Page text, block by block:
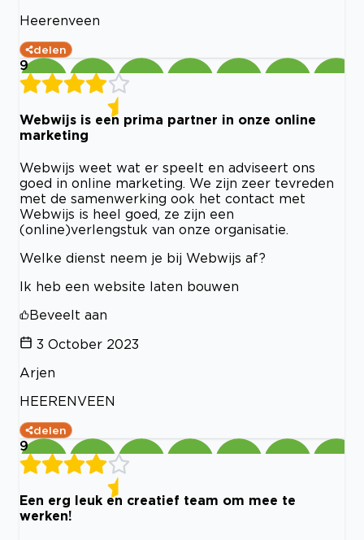
Heerenveen
delen
9
Webwijs is een prima partner in onze online
marketing
Webwijs weet wat er speelt en adviseert ons
goed in online marketing. We zijn zeer tevreden
met de samenwerking ook het contact met
Webwijs is heel goed, ze zijn een
(online)verlengstuk van onze organisatie.
Welke dienst neem je bij Webwijs af?
Ik heb een website laten bouwen
Beveelt aan
3 October 2023
Arjen
HEERENVEEN
delen
9
Een erg leuk en creatief team om mee te
werken!